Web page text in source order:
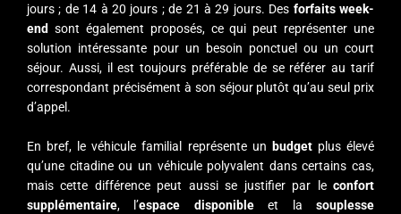
jours ; de 14 à 20 jours ; de 21 à 29 jours. Des forfaits week-
end sont également proposés, ce qui peut représenter une
solution intéressante pour un besoin ponctuel ou un court
séjour. Aussi, il est toujours préférable de se référer au tarif
correspondant précisément à son séjour plutôt qu’au seul prix
d’appel.
En bref, le véhicule familial représente un budgetplus élevé
qu’une citadine ou un véhicule polyvalent dans certains cas,
mais cette différence peut aussi se justifier par le confort
supplémentaire, l’espace disponibleet lasouplesse